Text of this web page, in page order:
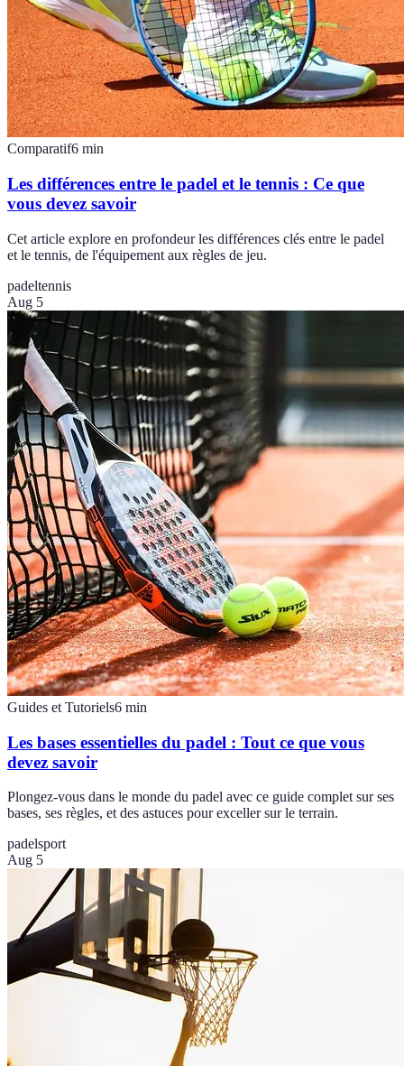
Comparatif6 min
Les différences entre le padel et le tennis : Ce que
vous devez savoir
Cet article explore en profondeur les différences clés entre le padel
et le tennis, de l'équipement aux règles de jeu.
padeltennis
Aug 5
Guides et Tutoriels6 min
Les bases essentielles du padel : Tout ce que vous
devez savoir
Plongez-vous dans le monde du padel avec ce guide complet sur ses
bases, ses règles, et des astuces pour exceller sur le terrain.
padelsport
Aug 5